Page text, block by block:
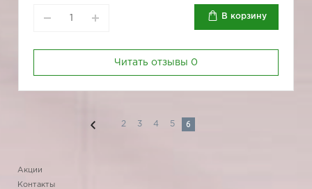
В корзину
Читать отзывы 0
2 3 4 5 6
Акции
Контакты